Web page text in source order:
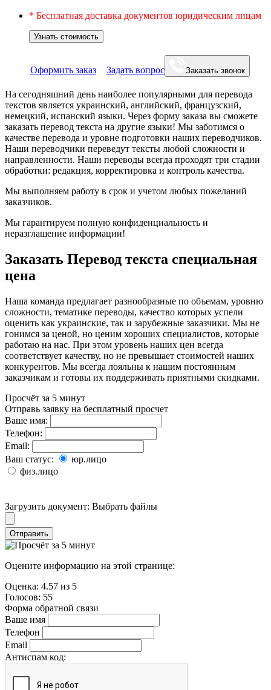
* Бесплатная доставка документов юридическим лицам
Узнать стоимость
Оформить заказ Задать вопрос Заказать звонок
На сегодняшний день наиболее популярными для перевода
текстов является украинский, английский, французский,
немецкий, испанский языки. Через форму заказа вы сможете
заказать перевод текста на другие языки! Мы заботимся о
качестве перевода и уровне подготовки наших переводчиков.
Наши переводчики переведут тексты любой сложности и
направленности. Наши переводы всегда проходят три стадии
обработки: редакция, корректировка и контроль качества.
Мы выполняем работу в срок и учетом любых пожеланий
заказчиков.
Мы гарантируем полную конфиденциальность и
неразглашение информации!
Заказать Перевод текста специальная
цена
Наша команда предлагает разнообразные по объемам, уровню
сложности, тематике переводы, качество которых успели
оценить как украинские, так и зарубежные заказчики. Мы не
гонимся за ценой, но ценим хороших специалистов, которые
работаю на нас. При этом уровень наших цен всегда
соответствует качеству, но не превышает стоимостей наших
конкурентов. Мы всегда лояльны к нашим постоянным
заказчикам и готовы их поддерживать приятными скидками.
Просчёт за 5 минут
Отправь заявку на бесплатный просчет
Ваше имя:
Телефон:
Email:
Ваш статус:
юр.лицо
физ.лицо
Загрузить документ: Выбрать файлы
Отправить
Оцените информацию на этой странице:
Оценка: 4.57 из 5
Голосов: 55
Форма обратной связи
Ваше имя
Телефон
Email
Антиспам код: